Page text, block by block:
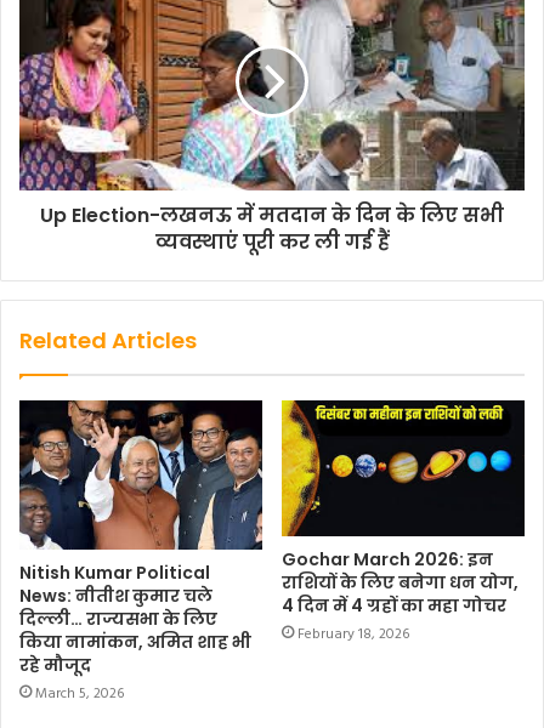
o
k
r
p
p
k
Up Election-लखनऊ में मतदान के दिन के लिए सभी
व्यवस्थाएं पूरी कर ली गई हैं
Related Articles
Nitish Kumar Political
News: नीतीश कुमार चले
दिल्ली… राज्यसभा के लिए
किया नामांकन, अमित शाह भी
रहे मौजूद
March 5, 2026
Gochar March 2026: इन
राशियों के लिए बनेगा धन योग,
4 दिन में 4 ग्रहों का महा गोचर
February 18, 2026